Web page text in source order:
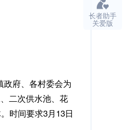
府、各村委会为
二次供水池、花
时间要求3月13日
长者助手
关爱版